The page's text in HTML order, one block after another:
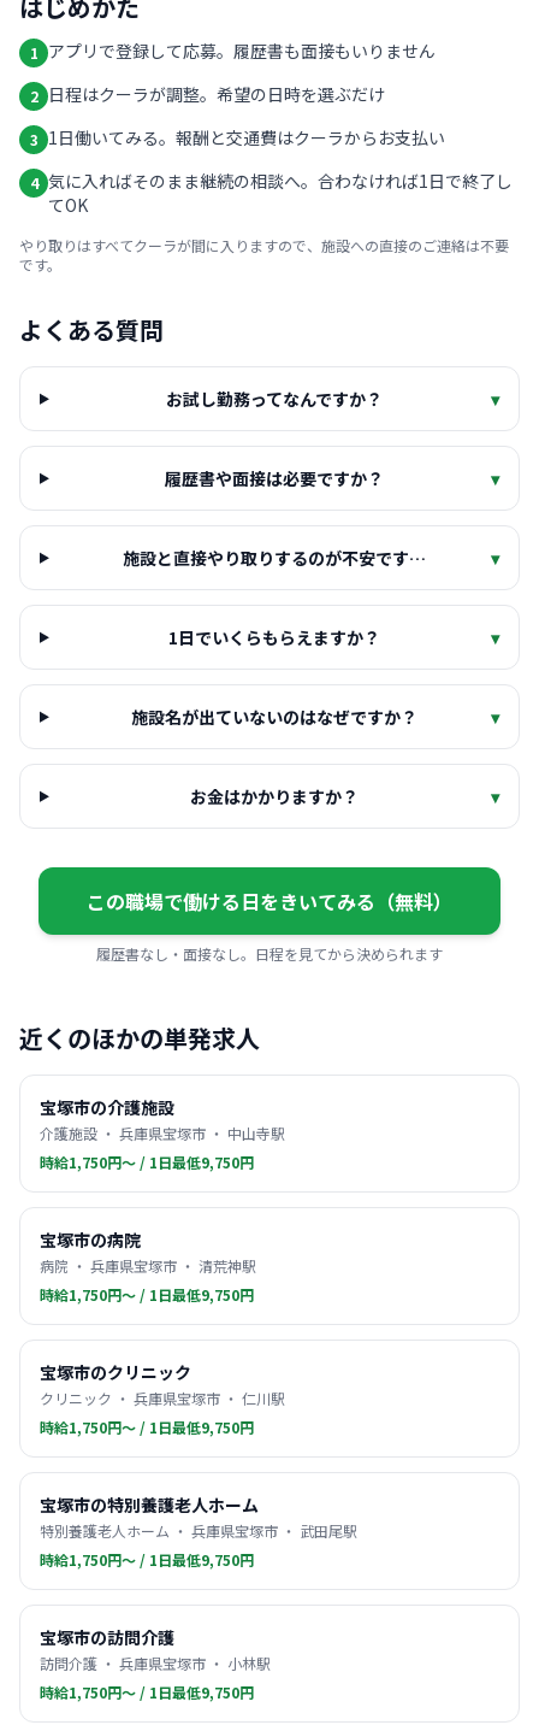
1 アプリで登録して応募。履歴書も面接もいりません
2 日程はクーラが調整。希望の日時を選ぶだけ
3 1日働いてみる。報酬と交通費はクーラからお支払い
4 気に入ればそのまま継続の相談へ。合わなければ1日で終了し
てOK
やり取りはすべてクーラが間に入りますので、施設への直接のご連絡は不要
です。
よくある質問
お試し勤務ってなんですか？ ▾
履歴書や面接は必要ですか？ ▾
施設と直接やり取りするのが不安です… ▾
1日でいくらもらえますか？ ▾
施設名が出ていないのはなぜですか？ ▾
お金はかかりますか？ ▾
この職場で働ける日をきいてみる（無料）
履歴書なし・面接なし。日程を見てから決められます
近くのほかの単発求人
宝塚市の介護施設
介護施設 ・ 兵庫県宝塚市 ・ 中山寺駅
時給1,750円〜 / 1日最低9,750円
宝塚市の病院
病院 ・ 兵庫県宝塚市 ・ 清荒神駅
時給1,750円〜 / 1日最低9,750円
宝塚市のクリニック
クリニック ・ 兵庫県宝塚市 ・ 仁川駅
時給1,750円〜 / 1日最低9,750円
宝塚市の特別養護老人ホーム
特別養護老人ホーム ・ 兵庫県宝塚市 ・ 武田尾駅
時給1,750円〜 / 1日最低9,750円
宝塚市の訪問介護
訪問介護 ・ 兵庫県宝塚市 ・ 小林駅
時給1,750円〜 / 1日最低9,750円